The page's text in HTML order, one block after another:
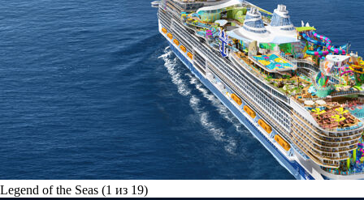
Legend of the Seas (1 из 19)